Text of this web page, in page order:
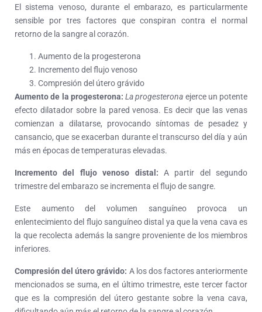
El sistema venoso, durante el embarazo, es particularmente
sensible por tres factores que conspiran contra el normal
retorno de la sangre al corazón.
Aumento de la progesterona
Incremento del flujo venoso
Compresión del útero grávido
Aumento de la progesterona: La progesterona ejerce un potente
efecto dilatador sobre la pared venosa. Es decir que las venas
comienzan a dilatarse, provocando síntomas de pesadez y
cansancio, que se exacerban durante el transcurso del día y aún
más en épocas de temperaturas elevadas.
Incremento del flujo venoso distal: A partir del segundo
trimestre del embarazo se incrementa el flujo de sangre.
Este aumento del volumen sanguíneo provoca un
enlentecimiento del flujo sanguíneo distal ya que la vena cava es
la que recolecta además la sangre proveniente de los miembros
inferiores.
Compresión del útero grávido: A los dos factores anteriormente
mencionados se suma, en el último trimestre, este tercer factor
que es la compresión del útero gestante sobre la vena cava,